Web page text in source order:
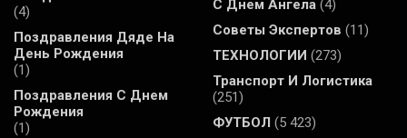
(4)
Поздравления Дяде На
День Рождения
(1)
Поздравления С Днем
Рождения
(1)
С Днем Ангела (4)
Советы Экспертов (11)
ТЕХНОЛОГИИ (273)
Транспорт И Логистика
(251)
ФУТБОЛ (5 423)